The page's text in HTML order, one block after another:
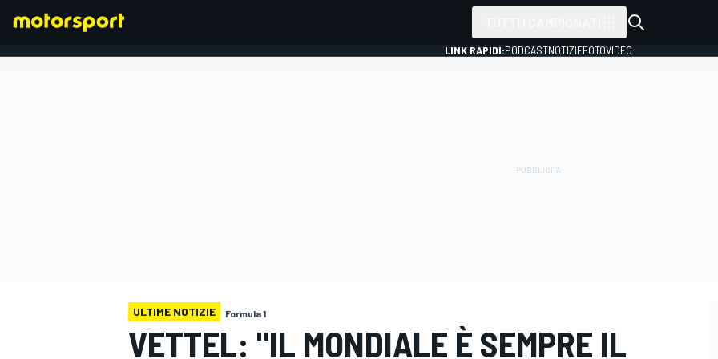
LINK RAPIDI:PODCASTNOTIZIEFOTOVIDEO
ULTIME NOTIZIE Formula 1
VETTEL: "IL MONDIALE È SEMPRE IL